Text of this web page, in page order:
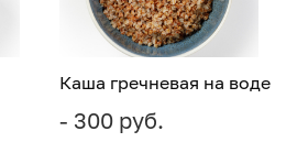
Каша гречневая на воде
- 300 руб.